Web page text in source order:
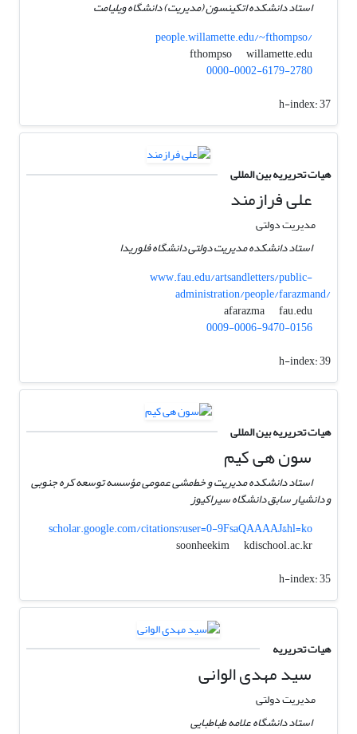
استاد دانشکده اتکینسون (مدیریت) دانشگاه ویلیامت
people.willamette.edu/~fthompso/
fthompso
willamette.edu
0000-0002-6179-2780
h-index:37
هیات تحریریه بین المللی
علی فرازمند
مدیریت دولتی
استاد دانشکده مدیریت دولتی دانشگاه فلوریدا
www.fau.edu/artsandletters/public-
administration/people/farazmand/
afarazma
fau.edu
0009-0006-9470-0156
h-index:39
هیات تحریریه بین المللی
سون هی کیم
استاد دانشکده مدیریت و خط‌مشی عمومی مؤسسه توسعه کره جنوبی
و دانشیار سابق دانشگاه سیراکیوز
scholar.google.com/citations?user=0-9FsaQAAAAJ&hl=ko
soonheekim
kdischool.ac.kr
h-index:35
هیات تحریریه
سید مهدی الوانی
مدیریت دولتی
استاد دانشگاه علامه طباطبایی